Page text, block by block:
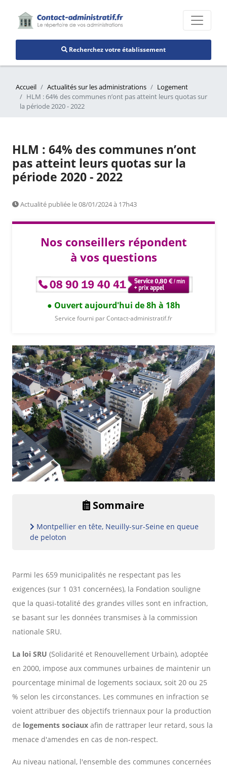
Recherchez votre établissement
Accueil Actualités sur les administrations
Logement
HLM : 64% des communes n’ont pas atteint leurs quotas sur
la période 2020 - 2022
HLM : 64% des communes n’ont
pas atteint leurs quotas sur la
période 2020 - 2022
Actualité publiée le 08/01/2024 à 17h43
Nos conseillers répondent
à vos questions
Ouvert aujourd'hui de 8h à 18h
Service fourni par Contact-administratif.fr
Sommaire
Montpellier en tête, Neuilly-sur-Seine en queue
de peloton
Parmi les 659 municipalités ne respectant pas les
exigences (sur 1 031 concernées), la Fondation souligne
que la quasi-totalité des grandes villes sont en infraction,
se basant sur les données transmises à la commission
nationale SRU.
La loi SRU (Solidarité et Renouvellement Urbain), adoptée
en 2000, impose aux communes urbaines de maintenir un
pourcentage minimal de logements sociaux, soit 20 ou 25
% selon les circonstances. Les communes en infraction se
voient attribuer des objectifs triennaux pour la production
de logements sociaux afin de rattraper leur retard, sous la
menace d'amendes en cas de non-respect.
Au niveau national, l'ensemble des communes concernées